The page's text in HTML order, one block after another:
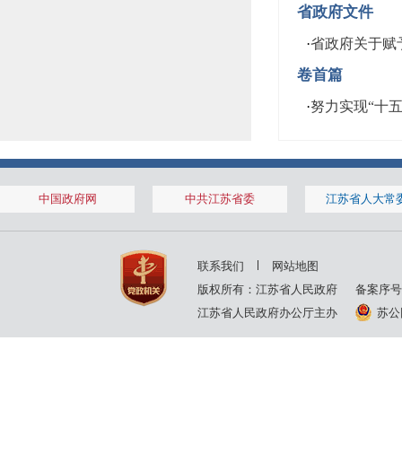
省政府文件
·省政府关于赋
卷首篇
·努力实现“十
中国政府网 中共江苏省委 江苏省人大常
联系我们
网站地图
版权所有：江苏省人民政府
备案序
江苏省人民政府办公厅主办
苏